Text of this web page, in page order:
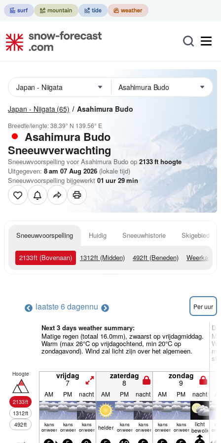
Japan - Niigata (65) Asahimura Budo
Breedte/lengte:38.39° N 139.56° E
Asahimura Budo
Sneeuwverwachting
Sneeuwvoorspelling voor Asahimura Budo op 2133ft hoogte
Uitgegeven: 8 am 07 Aug 2026 (lokale tijd)
Sneeuwvoorspelling bijgewerkt 01 uur 29min
Sneeuwvoorspelling Huidig Sneeuwhistorie Skigebied
2133ft (Bovenaan) 1312ft (Midden) 492ft (Beneden)
laatste 6 dagennu Per uur
Next 3 days weather summary:
Matige regen (totaal 16.0mm), zwaarst op vrijdagmiddag.
Warm (max 26°C op vrijdagochtend, min 20°C op
zondagavond). Wind zal licht zijn over het algemeen.
Hoogte
2133ft
1312ft
492ft
vrijdag
7
zaterdag
8
zondag
9
AM PM nacht AM PM nacht AM PM nacht
kans
onweer
kans
onweer
kans
onweer helder kans
onweer
kans
onweer
kans
onweer
kans
onweer
licht
bewolkt